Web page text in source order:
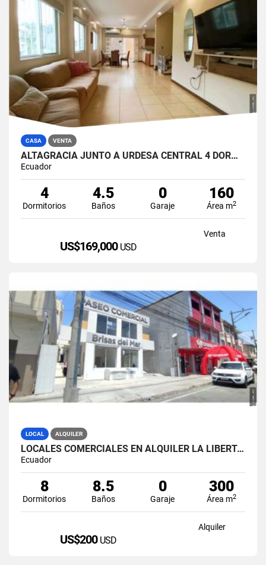
CASA VENTA
ALTAGRACIA JUNTO A URDESA CENTRAL 4 DORMITORIOS CASA EN VENTA
Ecuador
4
Dormitorios
4.5
Baños
0
Garaje
160
Área m2
Venta
US$169,000 USD
LOCAL ALQUILER
LOCALES COMERCIALES EN ALQUILER LA LIBERTAD AV. 9 OCTUBRE
Ecuador
8
Dormitorios
8.5
Baños
0
Garaje
300
Área m2
Alquiler
US$200 USD